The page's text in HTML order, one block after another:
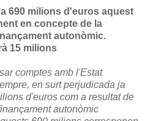
690 milions d'euros aquest
en concepte de la
autonòmic.
15 milions
comptes amb l'Estat
en surt perjudicada ja
d'euros com a resultat de
autonòmic